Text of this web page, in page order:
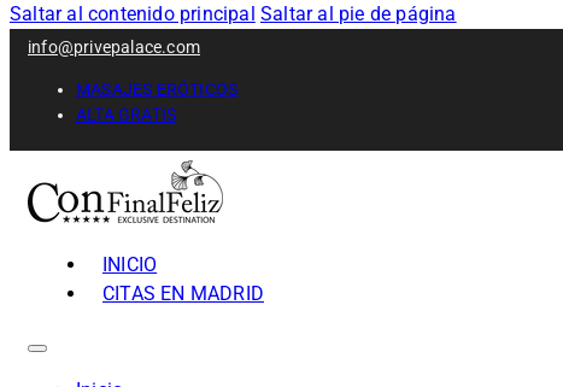
Saltar al contenido principal Saltar al pie de página
info@privepalace.com
MASAJES ERÓTICOS
ALTA GRATIS
INICIO
CITAS EN MADRID